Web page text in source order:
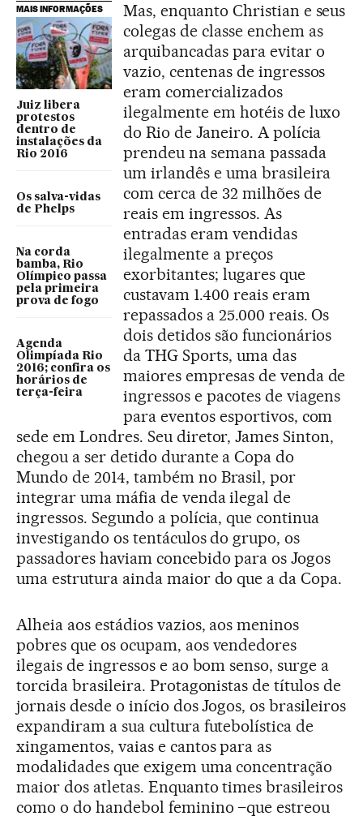
MAIS INFORMAÇÕES
Juiz libera
protestos
dentro de
instalações da
Rio 2016
Os salva-vidas
de Phelps
Na corda
bamba, Rio
Olímpico passa
pela primeira
prova de fogo
Agenda
Olimpíada Rio
2016; confira os
horários de
terça-feira
Mas, enquanto Christian e seus
colegas de classe enchem as
arquibancadas para evitar o
vazio, centenas de ingressos
eram comercializados
ilegalmente em hotéis de luxo
do Rio de Janeiro. A polícia
prendeu na semana passada
um irlandês e uma brasileira
com cerca de 32 milhões de
reais em ingressos. As
entradas eram vendidas
ilegalmente a preços
exorbitantes; lugares que
custavam 1.400 reais eram
repassados a 25.000 reais. Os
dois detidos são funcionários
da THG Sports, uma das
maiores empresas de venda de
ingressos e pacotes de viagens
para eventos esportivos, com
sede em Londres. Seu diretor, James Sinton,
chegou a ser detido durante a Copa do
Mundo de 2014, também no Brasil, por
integrar uma máfia de venda ilegal de
ingressos. Segundo a polícia, que continua
investigando os tentáculos do grupo, os
passadores haviam concebido para os Jogos
uma estrutura ainda maior do que a da Copa.
Alheia aos estádios vazios, aos meninos
pobres que os ocupam, aos vendedores
ilegais de ingressos e ao bom senso, surge a
torcida brasileira. Protagonistas de títulos de
jornais desde o início dos Jogos, os brasileiros
expandiram a sua cultura futebolística de
xingamentos, vaias e cantos para as
modalidades que exigem uma concentração
maior dos atletas. Enquanto times brasileiros
como o do handebol feminino –que estreou